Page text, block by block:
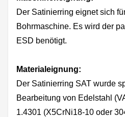
Der Satinierring eignet sich
Bohrmaschine. Es wird der
ESD benötigt.
Materialeignung:
Der Satinierring SAT wurde
Bearbeitung von Edelstahl
1.4301 (X5CrNi18-10 oder